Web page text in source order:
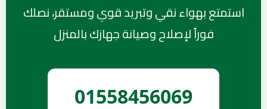
استمتع بهواء نقي وتبريد قوي ومستقر، نصلك
فوراً لإصلاح وصيانة جهازك بالمنزل
01558456069